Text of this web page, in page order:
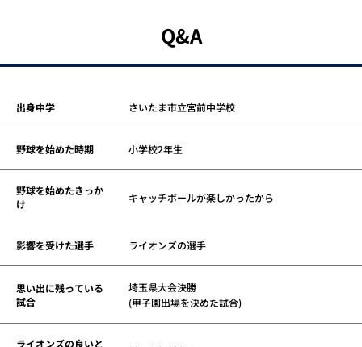
Q&A
出身中学 さいたま市立宮前中学校
野球を始めた時期 小学校2年生
野球を始めたきっか
け
キャッチボールが楽しかったから
影響を受けた選手 ライオンズの選手
思い出に残っている
試合
埼玉県大会決勝
(甲子園出場を決めた試合)
ライオンズの良いと